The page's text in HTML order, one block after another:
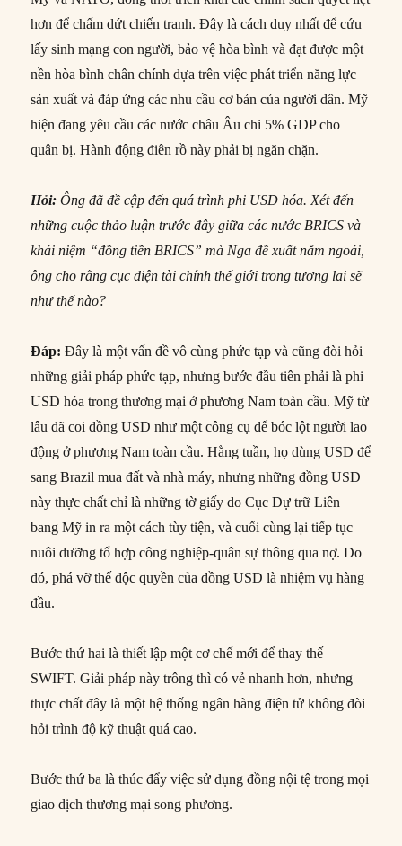
hơn để chấm dứt chiến tranh. Đây là cách duy nhất để cứu
lấy sinh mạng con người, bảo vệ hòa bình và đạt được một
nền hòa bình chân chính dựa trên việc phát triển năng lực
sản xuất và đáp ứng các nhu cầu cơ bản của người dân. Mỹ
hiện đang yêu cầu các nước châu Âu chi 5% GDP cho
quân bị. Hành động điên rồ này phải bị ngăn chặn.
Hỏi: Ông đã đề cập đến quá trình phi USD hóa. Xét đến
những cuộc thảo luận trước đây giữa các nước BRICS và
khái niệm “đồng tiền BRICS” mà Nga đề xuất năm ngoái,
ông cho rằng cục diện tài chính thế giới trong tương lai sẽ
như thế nào?
Đáp: Đây là một vấn đề vô cùng phức tạp và cũng đòi hỏi
những giải pháp phức tạp, nhưng bước đầu tiên phải là phi
USD hóa trong thương mại ở phương Nam toàn cầu. Mỹ từ
lâu đã coi đồng USD như một công cụ để bóc lột người lao
động ở phương Nam toàn cầu. Hằng tuần, họ dùng USD để
sang Brazil mua đất và nhà máy, nhưng những đồng USD
này thực chất chỉ là những tờ giấy do Cục Dự trữ Liên
bang Mỹ in ra một cách tùy tiện, và cuối cùng lại tiếp tục
nuôi dưỡng tổ hợp công nghiệp-quân sự thông qua nợ. Do
đó, phá vỡ thế độc quyền của đồng USD là nhiệm vụ hàng
đầu.
Bước thứ hai là thiết lập một cơ chế mới để thay thế
SWIFT. Giải pháp này trông thì có vẻ nhanh hơn, nhưng
thực chất đây là một hệ thống ngân hàng điện tử không đòi
hỏi trình độ kỹ thuật quá cao.
Bước thứ ba là thúc đẩy việc sử dụng đồng nội tệ trong mọi
giao dịch thương mại song phương.